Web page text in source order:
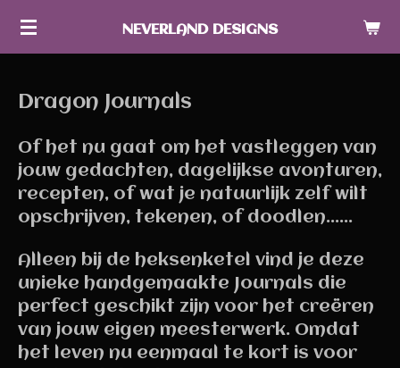
Ga
de
hoofdinhoud
NEVERLAND DESIGNS
Dragon Journals
Of het nu gaat om het vastleggen van
jouw gedachten, dagelijkse avonturen,
recepten, of wat je natuurlijk zelf wilt
opschrijven, tekenen, of doodlen......
Alleen bij de heksenketel vind je deze
unieke handgemaakte Journals die
perfect geschikt zijn voor het creëren
van jouw eigen meesterwerk. Omdat
het leven nu eenmaal te kort is voor